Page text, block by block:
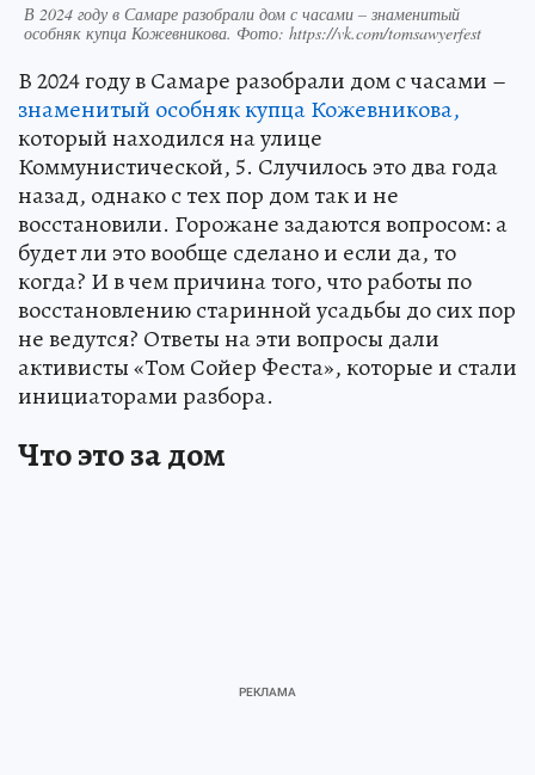
В 2024 году в Самаре разобрали дом с часами – знаменитый
особняк купца Кожевникова. Фото: https://vk.com/tomsawyerfest
В 2024 году в Самаре разобрали дом с часами –
знаменитый особняк купца Кожевникова,
который находился на улице
Коммунистической, 5. Случилось это два года
назад, однако с тех пор дом так и не
восстановили. Горожане задаются вопросом: а
будет ли это вообще сделано и если да, то
когда? И в чем причина того, что работы по
восстановлению старинной усадьбы до сих пор
не ведутся? Ответы на эти вопросы дали
активисты «Том Сойер Феста», которые и стали
инициаторами разбора.
Что это за дом